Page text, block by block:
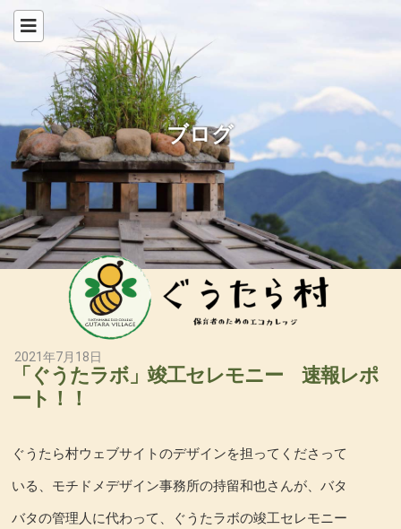
ブログ
2021年7月18日
「ぐうたラボ」竣工セレモニー 速報レポ
ート！！
ぐうたら村ウェブサイトのデザインを担ってくださって
いる、モチドメデザイン事務所の持留和也さんが、バタ
バタの管理人に代わって、ぐうたラボの竣工セレモニー